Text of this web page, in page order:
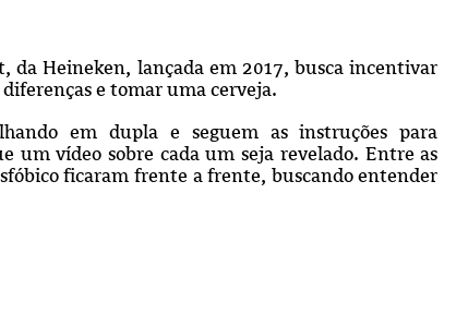
da Heineken, lançada em 2017, busca incentivar
e tomar uma cerveja.
em dupla e seguem as instruções para
um vídeo sobre cada um seja revelado. Entre as
ficaram frente a frente, buscando entender